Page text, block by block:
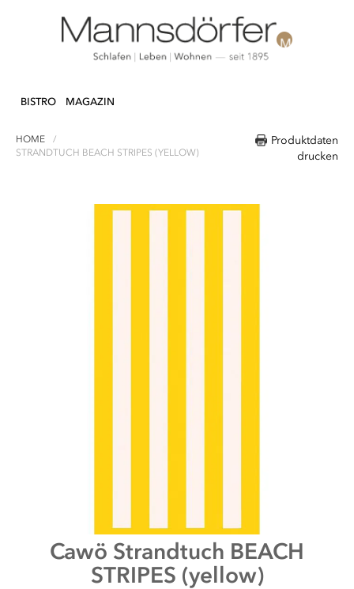
zum
BISTRO MAGAZIN
Produktdaten
drucken
HOME
STRANDTUCH BEACH STRIPES (YELLOW)
Cawö Strandtuch BEACH
STRIPES (yellow)